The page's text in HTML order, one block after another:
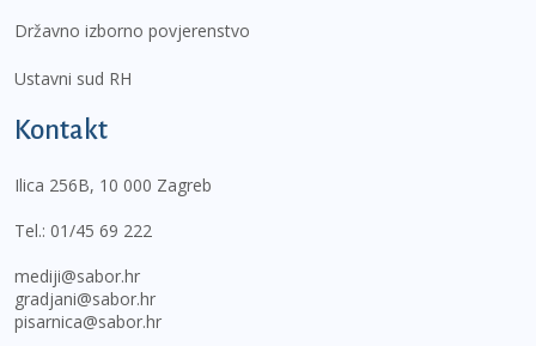
Državno izborno povjerenstvo
Ustavni sud RH
Kontakt
Ilica 256B, 10 000 Zagreb
Tel.: 01/45 69 222
mediji@sabor.hr
gradjani@sabor.hr
pisarnica@sabor.hr